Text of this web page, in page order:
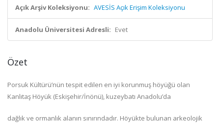
Açık Arşiv Koleksiyonu: AVESİS Açık Erişim Koleksiyonu
Anadolu Üniversitesi Adresli: Evet
Özet
Porsuk Kültürü’nün tespit edilen en iyi korunmuş höyüğü olan
Kanlıtaş Höyük (Eskişehir/İnönü), kuzeybatı Anadolu’da
dağlık ve ormanlık alanın sınırındadır. Höyükte bulunan arkeolojik